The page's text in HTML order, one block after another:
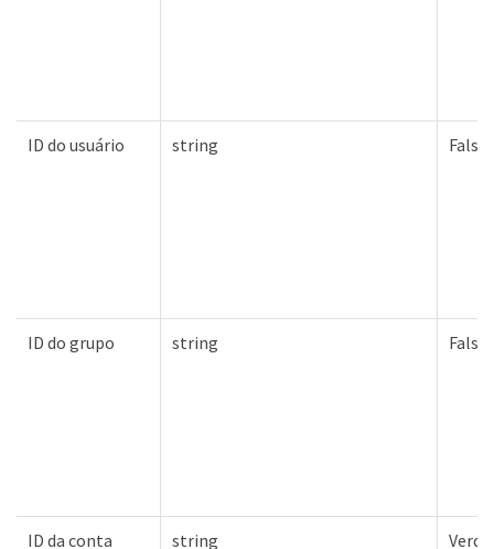
ID do usuário string Falso
ID do grupo string Falso
ID da conta string